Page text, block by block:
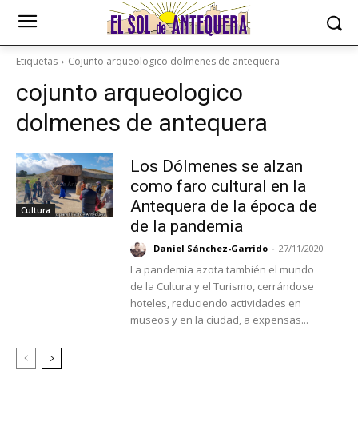
Etiquetas Cojunto arqueologico dolmenes de antequera
cojunto arqueologico
dolmenes de antequera
Cultura
Los Dólmenes se alzan
como faro cultural en la
Antequera de la época de
de la pandemia
Daniel Sánchez-Garrido - 27/11/2020
La pandemia azota también el mundo
de la Cultura y el Turismo, cerrándose
hoteles, reduciendo actividades en
museos y en la ciudad, a expensas...